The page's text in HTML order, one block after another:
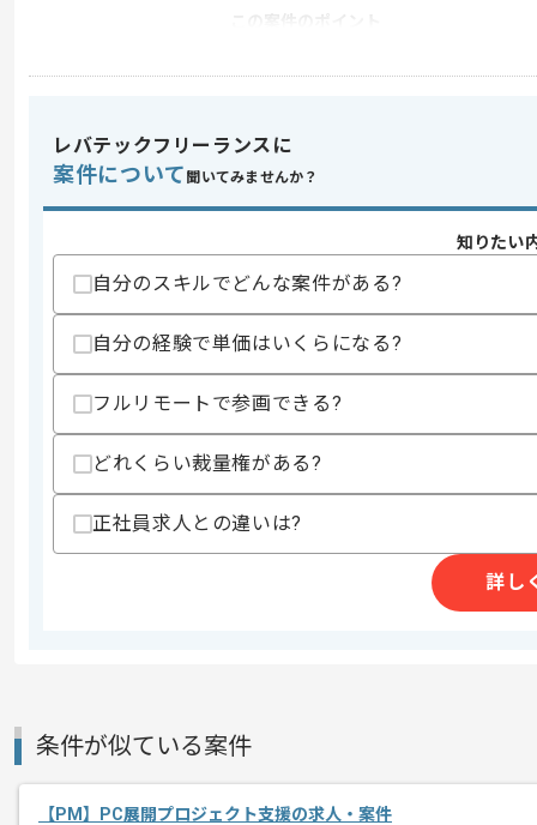
特徴
スキル
求めるスキル
・プロジェクトマネジメント、プロジ
・JavaScript、PHP、Pythonのいずれ
・クラウド環境でのシステム構築経験
上記に似た経験やスキルをお持ちであれば申
精算条件
有
140時間〜180時間
その他募集要項
商談回数
作業開始日
2022/03/14
レバテックフリーランスに
案件について 聞いてみませんか？
知りたい
自分のスキルでどんな案件がある?
自分の経験で単価はいくらになる?
フルリモートで参画できる?
どれくらい裁量権がある?
正社員求人との違いは?
詳し
条件が似ている案件
【PM】PC展開プロジェクト支援の求人・案件